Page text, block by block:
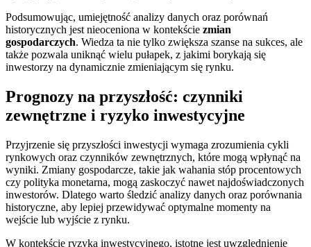
Podsumowując, umiejętność analizy danych oraz porównań
historycznych jest nieoceniona w kontekście zmian
gospodarczych. Wiedza ta nie tylko zwiększa szanse na sukces, ale
także pozwala uniknąć wielu pułapek, z jakimi borykają się
inwestorzy na dynamicznie zmieniającym się rynku.
Prognozy na przyszłość: czynniki
zewnętrzne i ryzyko inwestycyjne
Przyjrzenie się przyszłości inwestycji wymaga zrozumienia cykli
rynkowych oraz czynników zewnętrznych, które mogą wpłynąć na
wyniki. Zmiany gospodarcze, takie jak wahania stóp procentowych
czy polityka monetarna, mogą zaskoczyć nawet najdoświadczonych
inwestorów. Dlatego warto śledzić analizy danych oraz porównania
historyczne, aby lepiej przewidywać optymalne momenty na
wejście lub wyjście z rynku.
W kontekście ryzyka inwestycyjnego, istotne jest uwzględnienie